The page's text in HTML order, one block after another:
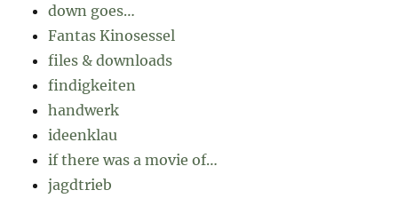
down goes…
Fantas Kinosessel
files & downloads
findigkeiten
handwerk
ideenklau
if there was a movie of…
jagdtrieb